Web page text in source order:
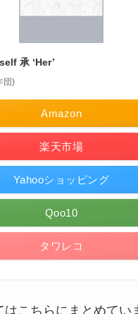
承 ‘Her’
団)
Amazon
楽天市場
Yahooショッピング
Qoo10
タワレコ
こちらにまとめてい